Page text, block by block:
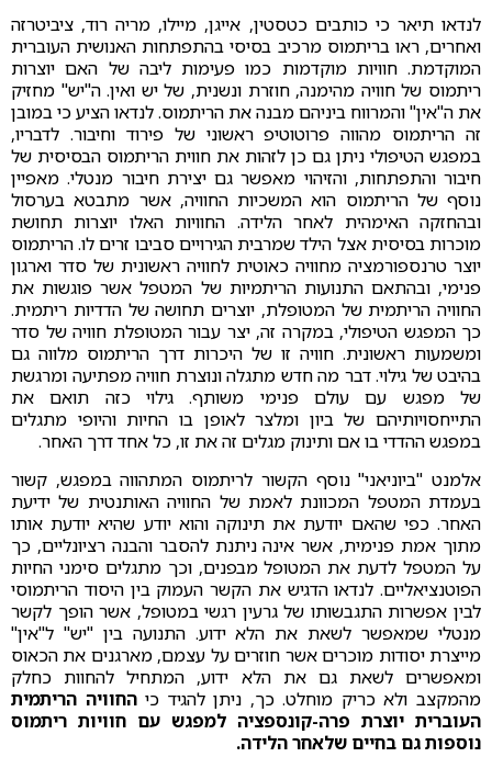
לנדאו תיאר כי כותבים כטסטין, אייגן, מיילו, מריה רוד, ציביטרזה
ואחרים, ראו בריתמוס מרכיב בסיסי בהתפתחות האנושית העוברית
המוקדמת. חוויות מוקדמות כמו פעימות ליבה של האם יוצרות
ריתמוס של חוויה מהימנה, חוזרת ונשנית, של יש ואין. ה"יש" מחזיק
את ה"אין" והמרווח ביניהם מבנה את הריתמוס. לנדאו הציע כי במובן
זה הריתמוס מהווה פרוטוטיפ ראשוני של פירוד וחיבור. לדבריו,
במפגש הטיפולי ניתן גם כן לזהות את חווית הריתמוס הבסיסית של
חיבור והתפתחות, והזיהוי מאפשר גם יצירת חיבור מנטלי. מאפיין
נוסף של הריתמוס הוא המשכיות החוויה, אשר מתבטא בערסול
ובהחזקה האימהית לאחר הלידה. החוויות האלו יוצרות תחושת
מוכרות בסיסית אצל הילד שמרבית הגירויים סביבו זרים לו. הריתמוס
יוצר טרנספורמציה מחוויה כאוטית לחוויה ראשונית של סדר וארגון
פנימי, ובהתאם התנועות הריתמיות של המטפל אשר פוגשות את
החוויה הריתמית של המטופלת, יוצרים תחושה של הדדיות ריתמית.
כך המפגש הטיפולי, במקרה זה, יצר עבור המטופלת חוויה של סדר
ומשמעות ראשונית. חוויה זו של היכרות דרך הריתמוס מלווה גם
בהיבט של גילוי. דבר מה חדש מתגלה ונוצרת חוויה מפתיעה ומרגשת
של מפגש עם עולם פנימי משותף. גילוי כזה תואם את
התייחסויותיהם של ביון ומלצר לאופן בו החיות והיופי מתגלים
במפגש ההדדי בו אם ותינוק מגלים זה את זו, כל אחד דרך האחר.
אלמנט "ביוניאני" נוסף הקשור לריתמוס המתהווה במפגש, קשור
בעמדת המטפל המכוונת לאמת של החוויה האותנטית של ידיעת
האחר. כפי שהאם יודעת את תינוקה והוא יודע שהיא יודעת אותו
מתוך אמת פנימית, אשר אינה ניתנת להסבר והבנה רציונליים, כך
על המטפל לדעת את המטופל מבפנים, וכך מתגלים סימני החיות
הפוטנציאליים. לנדאו הדגיש את הקשר העמוק בין היסוד הריתמוסי
לבין אפשרות התגבשותו של גרעין רגשי במטופל, אשר הופך לקשר
מנטלי שמאפשר לשאת את הלא ידוע. התנועה בין "יש" ל"אין"
מייצרת יסודות מוכרים אשר חוזרים על עצמם, מארגנים את הכאוס
ומאפשרים לשאת גם את הלא ידוע, המתחיל להחוות כחלק
מהמקצב ולא כריק מוחלט. כך, ניתן להגיד כיהחוויה הריתמית
העוברית יוצרת פרה-קונספציה למפגש עם חוויות ריתמוס
נוספות גם בחיים שלאחר הלידה.